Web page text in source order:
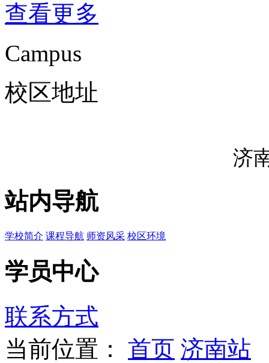
查看更多
Campus
校区地址
济
站内导航
学校简介 课程导航 师资风采 校区环境
学员中心
联系方式
当前位置：
首页 济南站